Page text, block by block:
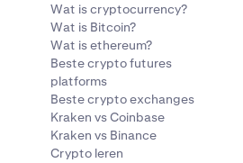
Wat is cryptocurrency?
Wat is Bitcoin?
Wat is ethereum?
Beste crypto futures
platforms
Beste crypto exchanges
Kraken vs Coinbase
Kraken vs Binance
Crypto leren